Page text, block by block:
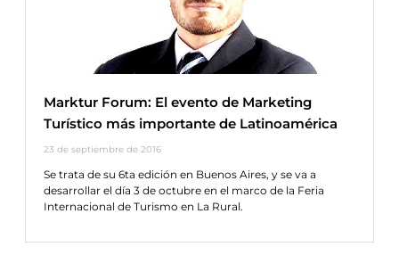
Marktur Forum: El evento de Marketing
Turístico más importante de Latinoamérica
23 de septiembre de 2016
Se trata de su 6ta edición en Buenos Aires, y se va a
desarrollar el día 3 de octubre en el marco de la Feria
Internacional de Turismo en La Rural.